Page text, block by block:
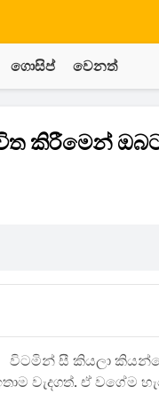
ගොසිප් වෙනත්
කිරීමෙන්
විටමින් සී කියලා
වැදගත්. ඒ වගේම